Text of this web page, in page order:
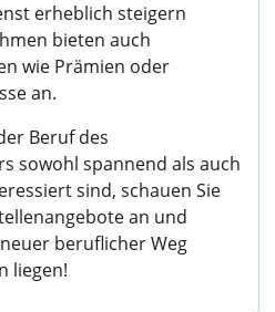
erheblich steigern
bieten auch
wie Prämien oder
an.
Beruf des
sowohl spannend als auch
sind, schauen Sie
an und
beruflicher Weg
liegen!